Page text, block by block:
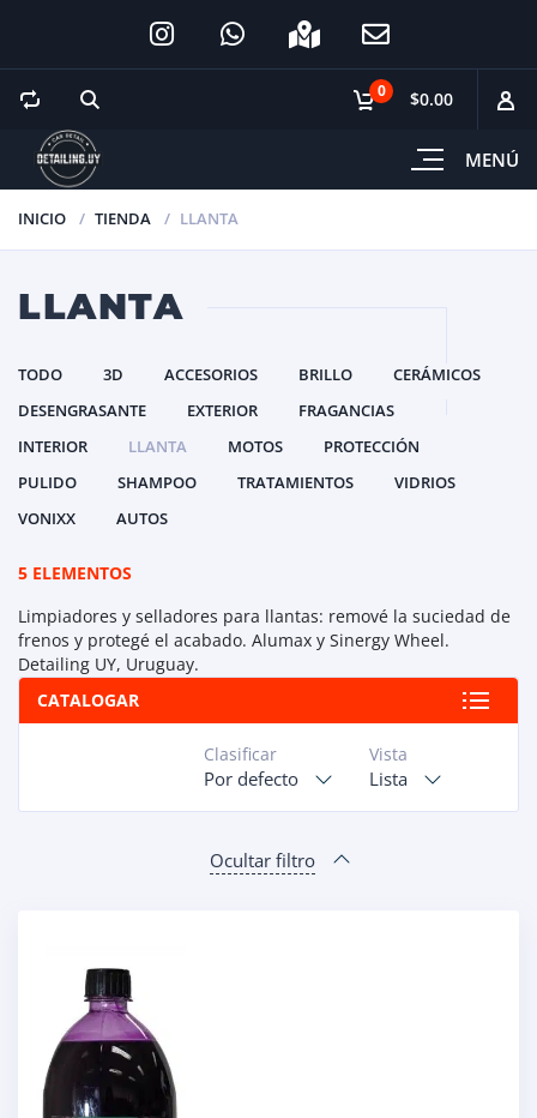
MENÚ
0 $0.00
INICIO TIENDA LLANTA
LLANTA
TODO 3D ACCESORIOS BRILLO
CERÁMICOS
DESENGRASANTE
EXTERIOR
FRAGANCIAS
INTERIOR
LLANTA MOTOS
PROTECCIÓN
PULIDO
SHAMPOO TRATAMIENTOS
VIDRIOS
VONIXX
AUTOS
5 ELEMENTOS
Limpiadores y selladores para llantas: remové la suciedad de
frenos y protegé el acabado. Alumax y Sinergy Wheel.
Detailing UY, Uruguay.
CATALOGAR
Vista
Lista
Clasificar
Por defecto
Ocultar filtro